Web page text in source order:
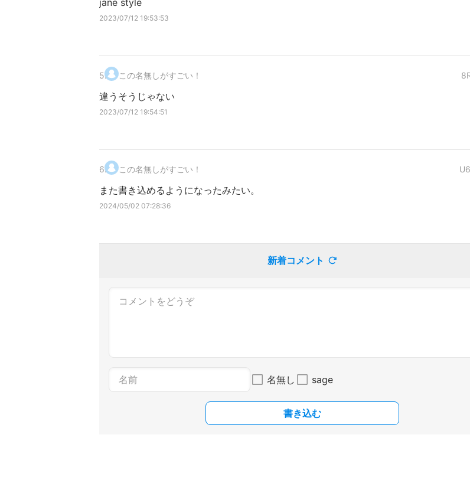
jane style
2023/07/12 19:53:53
5. この名無しがすごい！
違うそうじゃない
2023/07/12 19:54:51
6. この名無しがすごい！
また書き込めるようになったみたい。
2024/05/02 07:28:36
新着コメント
名無し sage
書き込む